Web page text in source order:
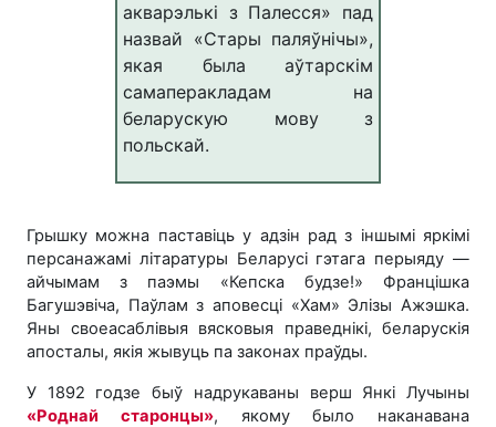
акварэлькі з Палесся» пад
назвай «Стары паляўнічы»,
якая была аўтарскім
самаперакладам на
беларускую мову з
польскай.
Грышку можна паставіць у адзін рад з іншымі яркімі
персанажамі літаратуры Беларусі гэтага перыяду —
айчымам з паэмы «Кепска будзе!» Францішка
Багушэвіча, Паўлам з аповесці «Хам» Элізы Ажэшка.
Яны своеасаблівыя вясковыя праведнікі, беларускія
апосталы, якія жывуць па законах праўды.
У 1892 годзе быў надрукаваны верш Янкі Лучыны
«Роднай старонцы», якому было наканавана